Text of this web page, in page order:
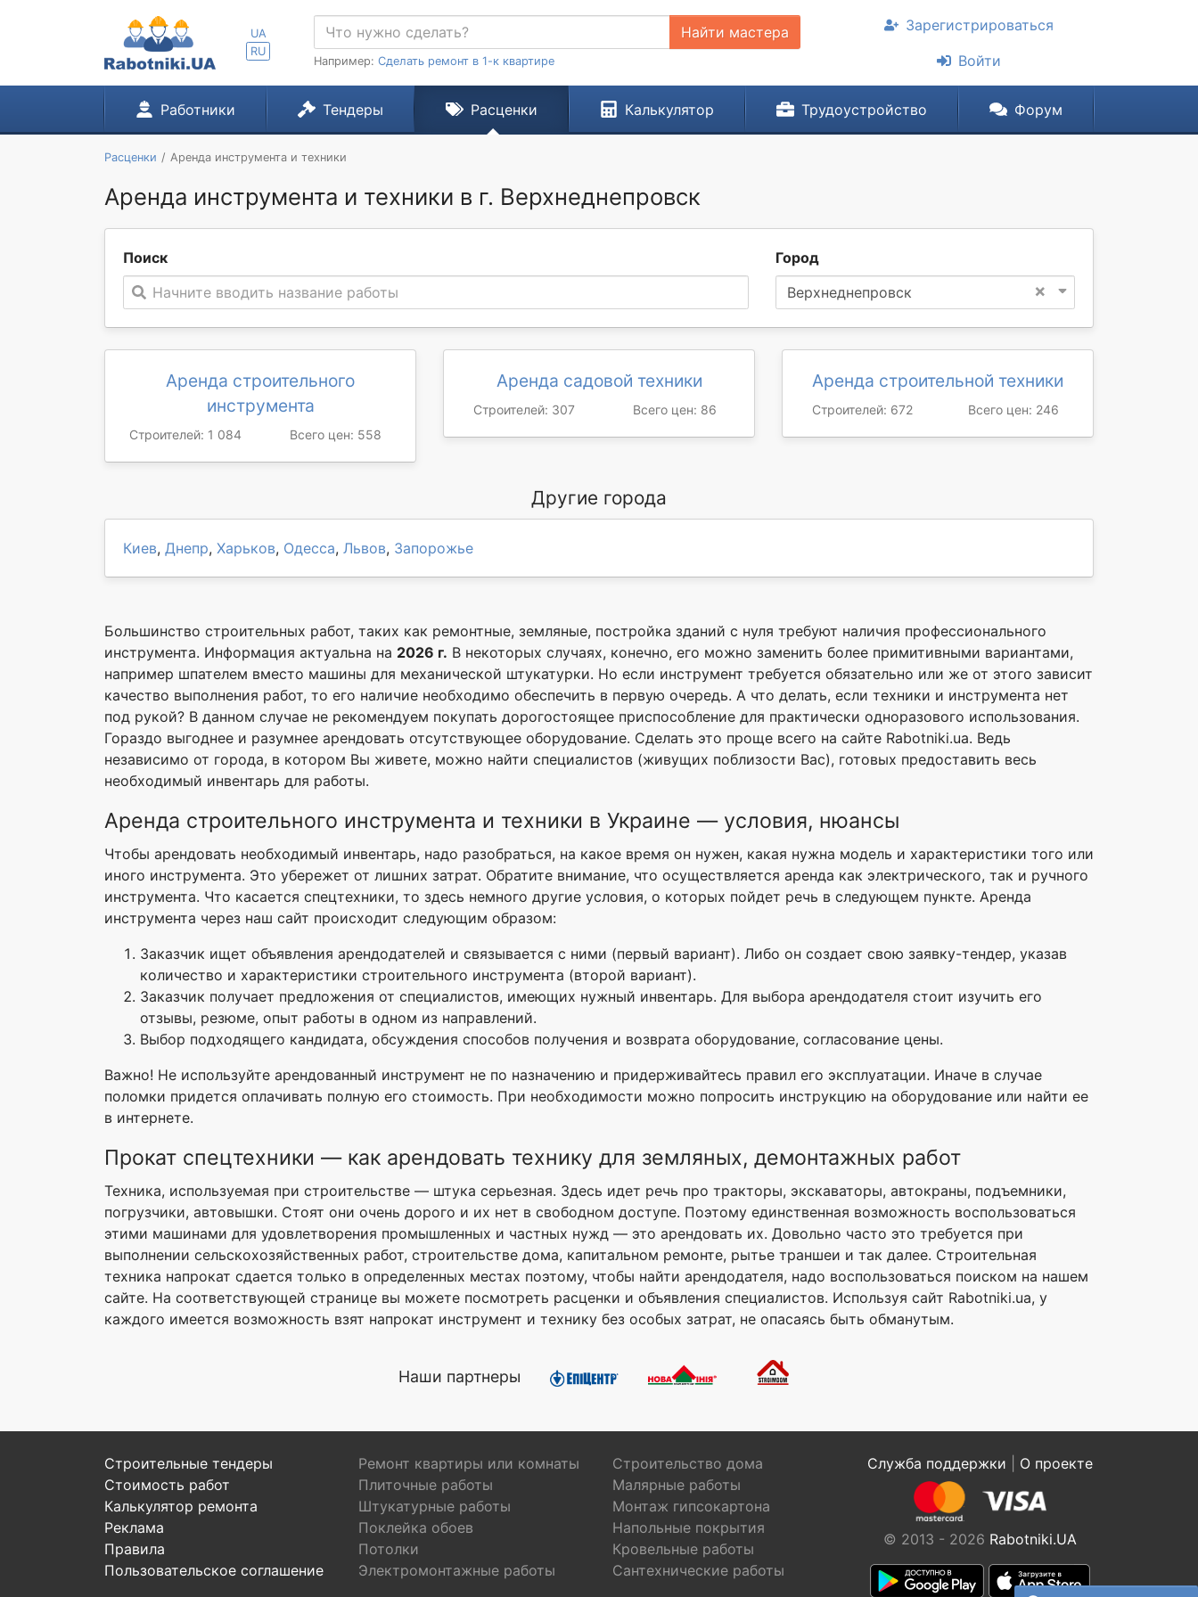
UA
RU
Найти мастера
Например: Сделать ремонт в 1-к квартире
Зарегистрироваться
Войти
Работники Тендеры Расценки Калькулятор Трудоустройство Форум
Расценки Аренда инструмента и техники
Аренда инструмента и техники в г. Верхнеднепровск
Поиск
Начните вводить название работы
Город
×
Верхнеднепровск
Аренда строительного
инструмента
Строителей: 1 084 Всего цен: 558
Аренда садовой техники
Строителей: 307 Всего цен: 86
Аренда строительной техники
Строителей: 672 Всего цен: 246
Другие города
Киев, Днепр, Харьков, Одесса, Львов, Запорожье
Большинство строительных работ, таких как ремонтные, земляные, постройка зданий с нуля требуют наличия профессионального
инструмента. Информация актуальна на 2026 г. В некоторых случаях, конечно, его можно заменить более примитивными вариантами,
например шпателем вместо машины для механической штукатурки. Но если инструмент требуется обязательно или же от этого зависит
качество выполнения работ, то его наличие необходимо обеспечить в первую очередь. А что делать, если техники и инструмента нет
под рукой? В данном случае не рекомендуем покупать дорогостоящее приспособление для практически одноразового использования.
Гораздо выгоднее и разумнее арендовать отсутствующее оборудование. Сделать это проще всего на сайте Rabotniki.ua. Ведь
независимо от города, в котором Вы живете, можно найти специалистов (живущих поблизости Вас), готовых предоставить весь
необходимый инвентарь для работы.
Аренда строительного инструмента и техники в Украине — условия, нюансы
Чтобы арендовать необходимый инвентарь, надо разобраться, на какое время он нужен, какая нужна модель и характеристики того или
иного инструмента. Это убережет от лишних затрат. Обратите внимание, что осуществляется аренда как электрического, так и ручного
инструмента. Что касается спецтехники, то здесь немного другие условия, о которых пойдет речь в следующем пункте. Аренда
инструмента через наш сайт происходит следующим образом:
Заказчик ищет объявления арендодателей и связывается с ними (первый вариант). Либо он создает свою заявку-тендер, указав
количество и характеристики строительного инструмента (второй вариант).
Заказчик получает предложения от специалистов, имеющих нужный инвентарь. Для выбора арендодателя стоит изучить его
отзывы, резюме, опыт работы в одном из направлений.
Выбор подходящего кандидата, обсуждения способов получения и возврата оборудование, согласование цены.
Важно! Не используйте арендованный инструмент не по назначению и придерживайтесь правил его эксплуатации. Иначе в случае
поломки придется оплачивать полную его стоимость. При необходимости можно попросить инструкцию на оборудование или найти ее
в интернете.
Прокат спецтехники — как арендовать технику для земляных, демонтажных работ
Техника, используемая при строительстве — штука серьезная. Здесь идет речь про тракторы, экскаваторы, автокраны, подъемники,
погрузчики, автовышки. Стоят они очень дорого и их нет в свободном доступе. Поэтому единственная возможность воспользоваться
этими машинами для удовлетворения промышленных и частных нужд — это арендовать их. Довольно часто это требуется при
выполнении сельскохозяйственных работ, строительстве дома, капитальном ремонте, рытье траншеи и так далее. Строительная
техника напрокат сдается только в определенных местах поэтому, чтобы найти арендодателя, надо воспользоваться поиском на нашем
сайте. На соответствующей странице вы можете посмотреть расценки и объявления специалистов. Используя сайт Rabotniki.ua, у
каждого имеется возможность взят напрокат инструмент и технику без особых затрат, не опасаясь быть обманутым.
Наши партнеры
Строительные тендеры
Стоимость работ
Калькулятор ремонта
Реклама
Правила
Пользовательское соглашение
Ремонт квартиры или комнаты
Строительство дома
Плиточные работы
Малярные работы
Штукатурные работы
Монтаж гипсокартона
Поклейка обоев
Напольные покрытия
Потолки
Кровельные работы
Электромонтажные работы
Сантехнические работы
Служба поддержки О проекте
© 2013 - 2026 Rabotniki.UA